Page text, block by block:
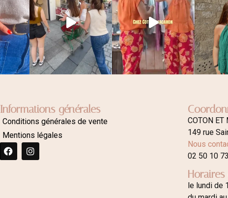
Informations générales
Conditions générales de vente
Mentions légales
COTON ET
149 rue
Nous
02 50 10
le lundi de